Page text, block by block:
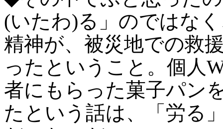
(いたわ)る」のではな
精神が、被災地での救
ったということ。個人
者にもらった菓子パン
たという話は、「労る